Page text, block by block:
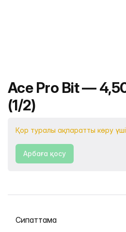
Өнімнің
Ace Pro Bit —
(1/2)
Қор туралы ақпаратты көру
Арбаға қосу
Қойындыны таңдау